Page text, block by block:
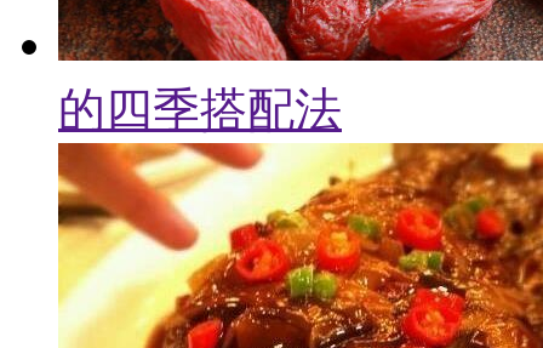
的四季搭配法